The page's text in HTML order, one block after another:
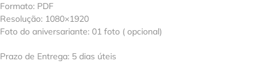
Formato: PDF
Resolução: 1080×1920
Foto do aniversariante: 01 foto ( opcional)
Prazo de Entrega: 5 dias úteis